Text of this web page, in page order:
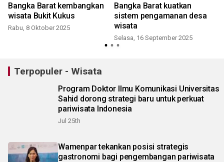
Bangka Barat kembangkan
wisata Bukit Kukus
Rabu, 8 Oktober 2025
Bangka Barat kuatkan
sistem pengamanan desa
wisata
Selasa, 16 September 2025
Terpopuler - Wisata
Program Doktor Ilmu Komunikasi Universitas
Sahid dorong strategi baru untuk perkuat
pariwisata Indonesia
Jul 25th
Wamenpar tekankan posisi strategis
gastronomi bagi pengembangan pariwisata